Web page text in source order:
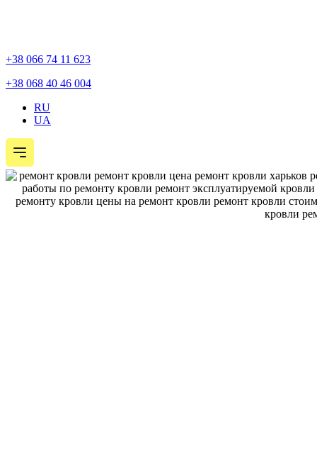
+38 066 74 11 623
+38 068 40 46 004
RU
UA